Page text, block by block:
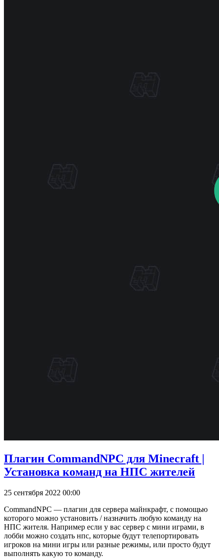
Плагин CommandNPC для Minecraft |
Установка команд на НПС жителей
25 сентября 2022 00:00
CommandNPC — плагин для сервера майнкрафт, с помощью
которого можно установить / назначить любую команду на
НПС жителя. Например если у вас сервер с мини играми, в
лобби можно создать нпс, которые будут телепортировать
игроков на мини игры или разные режимы, или просто будут
выполнять какую то команду.